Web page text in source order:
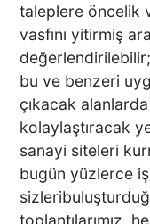
taleplere öncelik
vasfını yitirmiş
bu ve benzeri
çıkacak
kolaylaştıracak
sanayi siteleri
bugün yüzlerce iş
toplantılarımız,